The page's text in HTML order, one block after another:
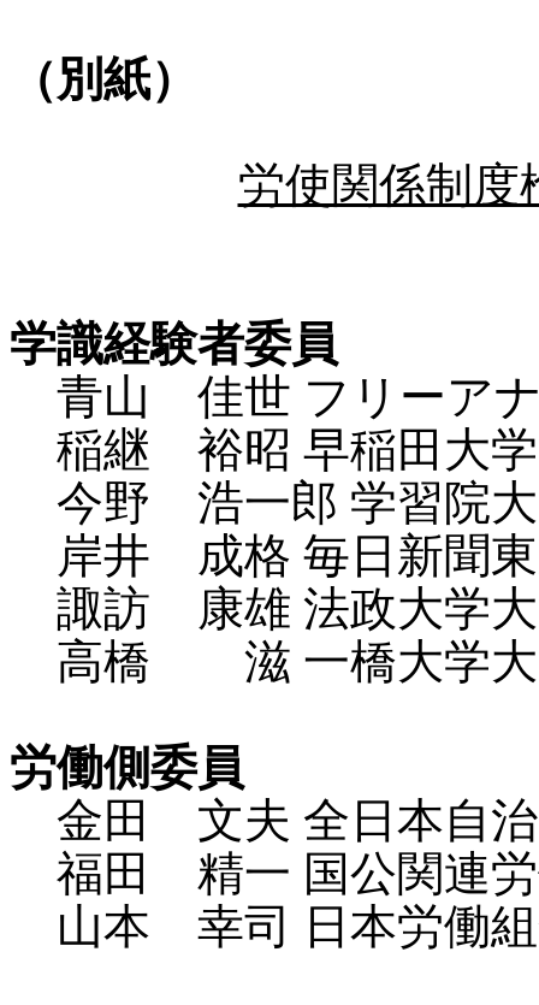
（別紙）
労使関係制度
学識経験者委員
青山 佳世 フリーア
稲継 裕昭 早稲田大学
今野 浩一郎 学習院大
岸井 成格 毎日新聞東
諏訪 康雄 法政大学大
高橋 滋 一橋大学大
労働側委員
金田 文夫 全日本自治
福田 精一 国公関連労
山本 幸司 日本労働組